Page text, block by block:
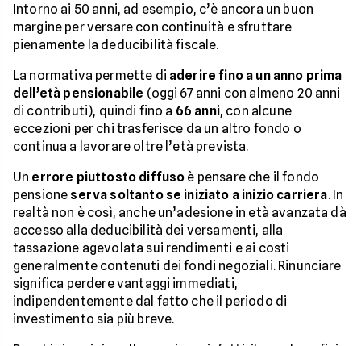
Intorno ai 50 anni, ad esempio, c’è ancora un buon
margine per versare con continuità e sfruttare
pienamente la deducibilità fiscale.
La normativa permette di aderire fino a un anno prima
dell’età pensionabile (oggi 67 anni con almeno 20 anni
di contributi), quindi fino a 66 anni, con alcune
eccezioni per chi trasferisce da un altro fondo o
continua a lavorare oltre l’età prevista.
Un errore piuttosto diffuso è pensare che il fondo
pensione serva soltanto se iniziato a inizio carriera. In
realtà non è così, anche un’adesione in età avanzata dà
accesso alla deducibilità dei versamenti, alla
tassazione agevolata sui rendimenti e ai costi
generalmente contenuti dei fondi negoziali. Rinunciare
significa perdere vantaggi immediati,
indipendentemente dal fatto che il periodo di
investimento sia più breve.